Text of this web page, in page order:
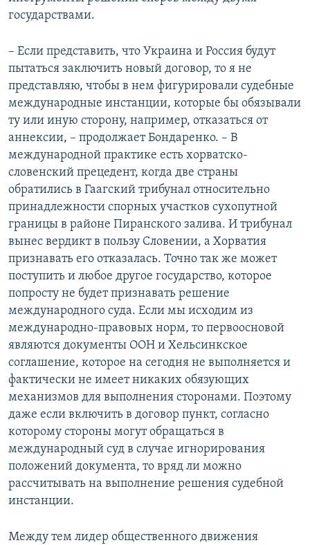
государствами.
– Если представить, что Украина и Россия будут
пытаться заключить новый договор, то я не
представляю, чтобы в нем фигурировали судебные
международные инстанции, которые бы обязывали
ту или иную сторону, например, отказаться от
аннексии, – продолжает Бондаренко. – В
международной практике есть хорватско-
словенский прецедент, когда две страны
обратились в Гаагский трибунал относительно
принадлежности спорных участков сухопутной
границы в районе Пиранского залива. И трибунал
вынес вердикт в пользу Словении, а Хорватия
признавать его отказалась. Точно так же может
поступить и любое другое государство, которое
попросту не будет признавать решение
международного суда. Если мы исходим из
международно-правовых норм, то первоосновой
являются документы ООН и Хельсинкское
соглашение, которое на сегодня не выполняется и
фактически не имеет никаких обязующих
механизмов для выполнения сторонами. Поэтому
даже если включить в договор пункт, согласно
которому стороны могут обращаться в
международный суд в случае игнорирования
положений документа, то вряд ли можно
рассчитывать на выполнение решения судебной
инстанции.
Между тем лидер общественного движения